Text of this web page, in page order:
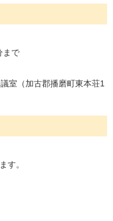
まで
室（加古郡播磨町東本荘1
す。